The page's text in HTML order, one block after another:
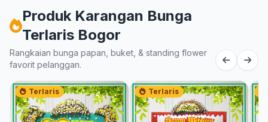
Produk Karangan Bunga
Terlaris Bogor
Rangkaian bunga papan, buket, & standing flower
favorit pelanggan.
Terlaris Terlaris